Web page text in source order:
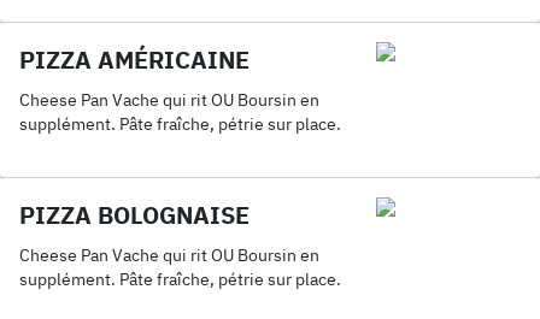
PIZZA AMÉRICAINE
Cheese Pan Vache qui rit OU Boursin en
supplément. Pâte fraîche, pétrie sur place.
PIZZA BOLOGNAISE
Cheese Pan Vache qui rit OU Boursin en
supplément. Pâte fraîche, pétrie sur place.